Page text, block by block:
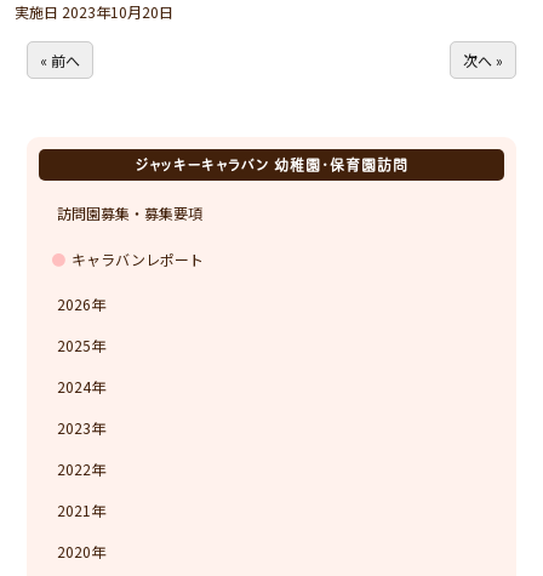
実施日 2023年10月20日
« 前へ 次へ »
ジャッキーキャラバン 幼稚園・保育園訪問
訪問園募集・募集要項
キャラバンレポート
2026
2025
2024
2023
2022
2021
2020